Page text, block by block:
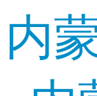
内